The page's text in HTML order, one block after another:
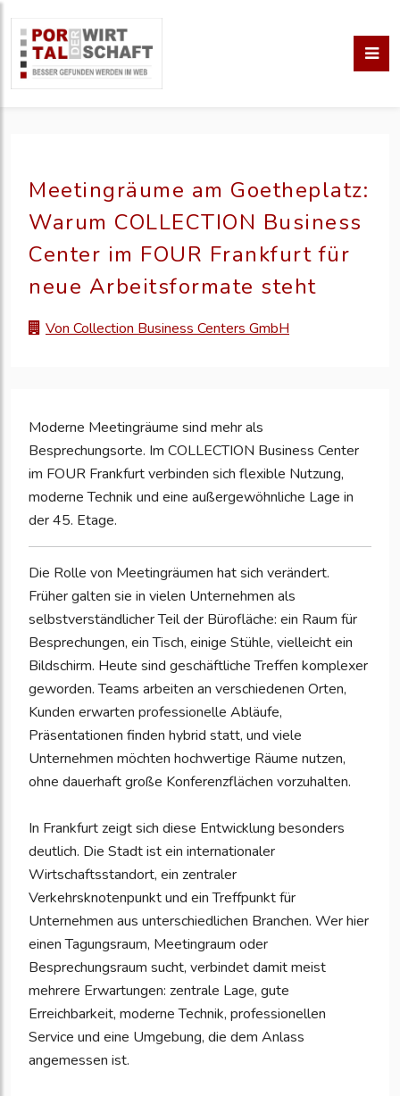
Meetingräume am Goetheplatz:
Warum COLLECTION Business
Center im FOUR Frankfurt für
neue Arbeitsformate steht
Von Collection Business Centers GmbH
Moderne Meetingräume sind mehr als
Besprechungsorte. Im COLLECTION Business Center
im FOUR Frankfurt verbinden sich flexible Nutzung,
moderne Technik und eine außergewöhnliche Lage in
der 45. Etage.
Die Rolle von Meetingräumen hat sich verändert.
Früher galten sie in vielen Unternehmen als
selbstverständlicher Teil der Bürofläche: ein Raum für
Besprechungen, ein Tisch, einige Stühle, vielleicht ein
Bildschirm. Heute sind geschäftliche Treffen komplexer
geworden. Teams arbeiten an verschiedenen Orten,
Kunden erwarten professionelle Abläufe,
Präsentationen finden hybrid statt, und viele
Unternehmen möchten hochwertige Räume nutzen,
ohne dauerhaft große Konferenzflächen vorzuhalten.
In Frankfurt zeigt sich diese Entwicklung besonders
deutlich. Die Stadt ist ein internationaler
Wirtschaftsstandort, ein zentraler
Verkehrsknotenpunkt und ein Treffpunkt für
Unternehmen aus unterschiedlichen Branchen. Wer hier
einen Tagungsraum, Meetingraum oder
Besprechungsraum sucht, verbindet damit meist
mehrere Erwartungen: zentrale Lage, gute
Erreichbarkeit, moderne Technik, professionellen
Service und eine Umgebung, die dem Anlass
angemessen ist.